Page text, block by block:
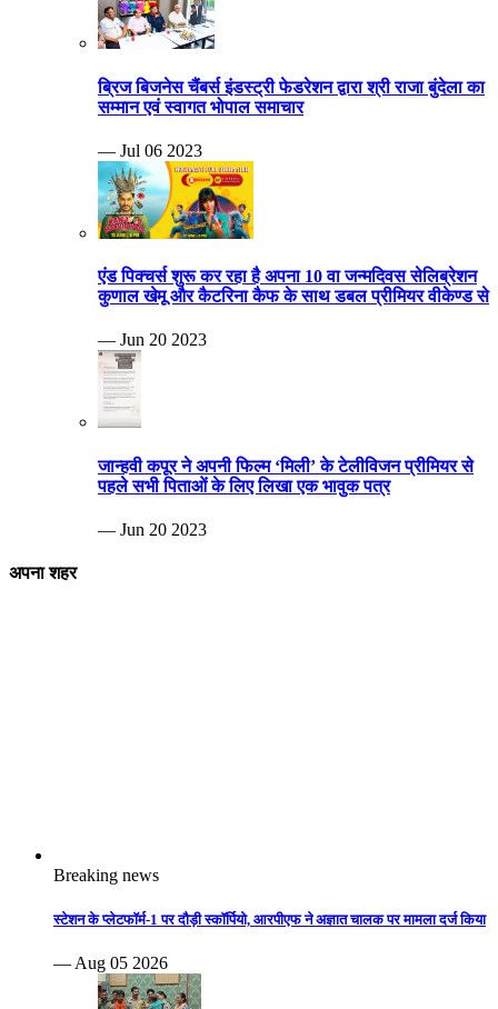
ब्रिज बिजनेस चैंबर्स इंडस्ट्री फेडरेशन द्वारा श्री राजा बुंदेला का
सम्मान एवं स्वागत भोपाल समाचार
— Jul 06 2023
एंड पिक्चर्स शुरू कर रहा है अपना 10 वा जन्मदिवस सेलिब्रेशन
कुणाल खेमू और कैटरिना कैफ के साथ डबल प्रीमियर वीकेण्ड से
— Jun 20 2023
जान्हवी कपूर ने अपनी फिल्म ‘मिली’ के टेलीविजन प्रीमियर से
पहले सभी पिताओं के लिए लिखा एक भावुक पत्र
— Jun 20 2023
अपना शहर
को बच्ची सौपीं
— Aug 05 2026